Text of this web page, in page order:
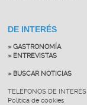
DE INTERÉS
» GASTRONOMÍA
» ENTREVISTAS
» BUSCAR NOTICIAS
TELÉFONOS DE INTERÉS
Política de cookies